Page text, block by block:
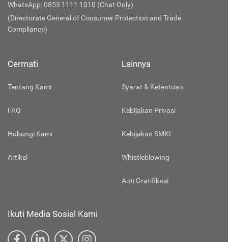
WhatsApp: 0853 1111 1010 (Chat Only)
(Directorate General of Consumer Protection and Trade
Compliance)
Cermati
Tentang Kami
FAQ
Hubungi Kami
Artikel
Lainnya
Syarat & Ketentuan
Kebijakan Privasi
Kebijakan SMKI
Whistleblowing
Anti Gratifikasi
Ikuti Media Sosial Kami